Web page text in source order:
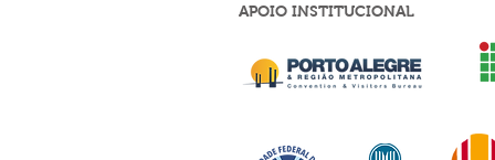
APOIO INSTITUCIONAL